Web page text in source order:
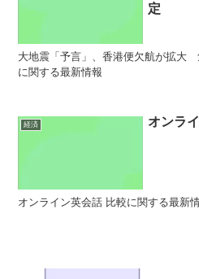
定
大地震「予言」、香港便欠航が拡大
に関する最新情報
経済 オンラ
オンライン英会話 比較に関する最新